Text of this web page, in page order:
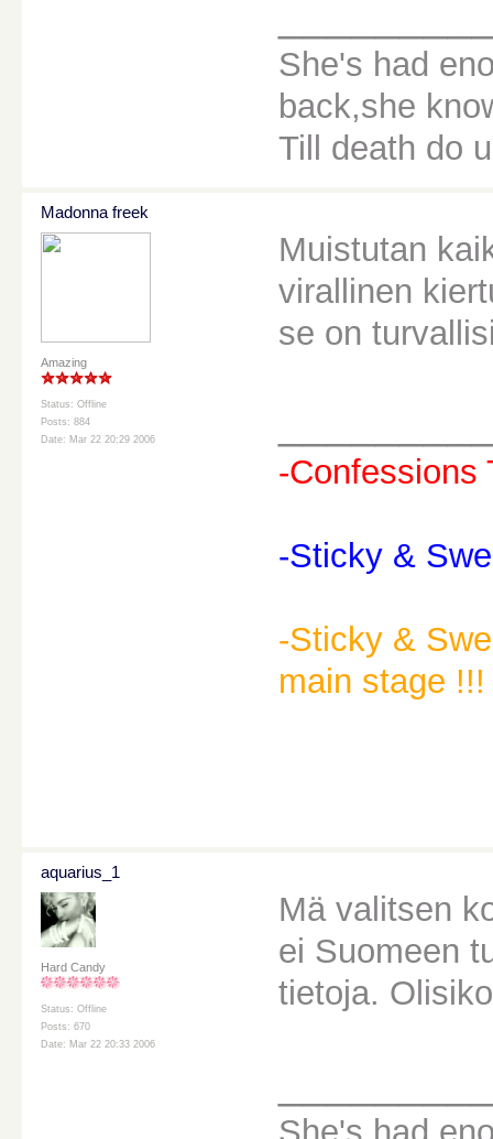
She's had
back,she
Till death do
Madonna freek
Amazing
Status: Offline
Posts: 884
Date: Mar 22 20:29 2006
Muistutan
virallinen
se on
-Confessions
-Sticky &
-Sticky &
main stage !!!
aquarius_1
Hard Candy
Status: Offline
Posts: 670
Date: Mar 22 20:33 2006
Mä valitsen
ei Suomeen
tietoja.